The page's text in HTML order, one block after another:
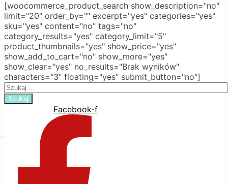
[woocommerce_product_search show_description="no"
limit="20" order_by="" excerpt="yes" categories="yes"
sku="yes" content="no" tags="no"
category_results="yes" category_limit="5"
product_thumbnails="yes" show_price="yes"
show_add_to_cart="no" show_more="yes"
show_clear="yes" no_results="Brak wyników"
characters="3" floating="yes" submit_button="no"]
Search
for:
Facebook-f